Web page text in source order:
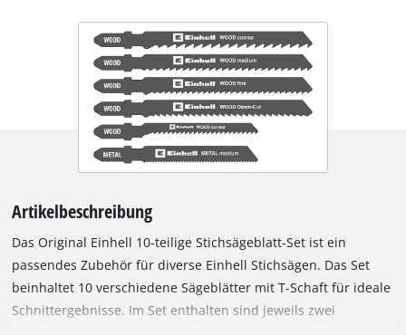
Artikelbeschreibung
Das Original Einhell 10-teilige Stichsägeblatt-Set ist ein
passendes Zubehör für diverse Einhell Stichsägen. Das Set
beinhaltet 10 verschiedene Sägeblätter mit T-Schaft für ideale
Schnittergebnisse. Im Set enthalten sind jeweils zwei